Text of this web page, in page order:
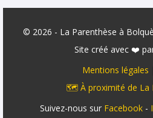
© 2026 - La Parenthèse à
Site créé avec ❤️
Mentions légales
🗺️ À proximité de La
Suivez-nous sur Facebook -